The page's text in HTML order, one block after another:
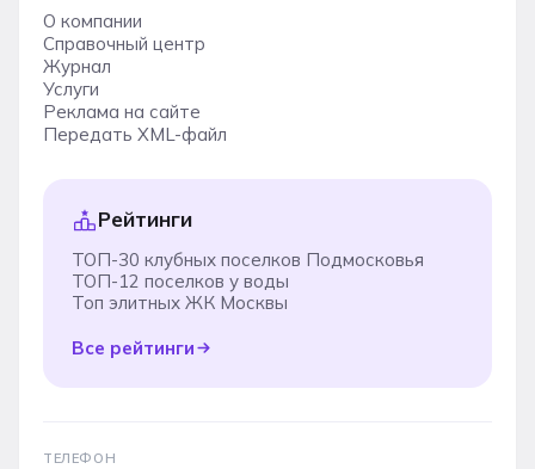
О компании
Справочный центр
Журнал
Услуги
Реклама на сайте
Передать XML-файл
Рейтинги
ТОП-30 клубных поселков Подмосковья
ТОП-12 поселков у воды
Топ элитных ЖК Москвы
Все рейтинги
ТЕЛЕФОН